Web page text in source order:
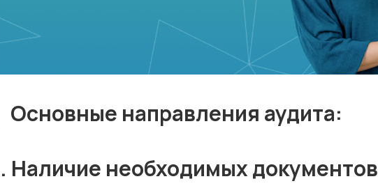
▌ Основные направления аудита:
Наличие необходимых документов